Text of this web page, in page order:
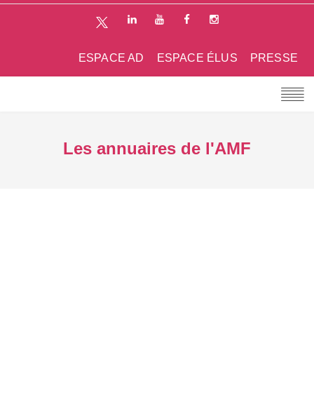
PRESSE
ESPACE ÉLUS
ESPACE AD
Les annuaires de l'AMF